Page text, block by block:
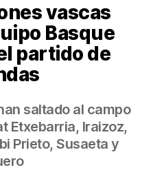
vascas
Basque
partido de
saltado al campo
Etxebarria, Iraizoz,
Prieto, Susaeta y